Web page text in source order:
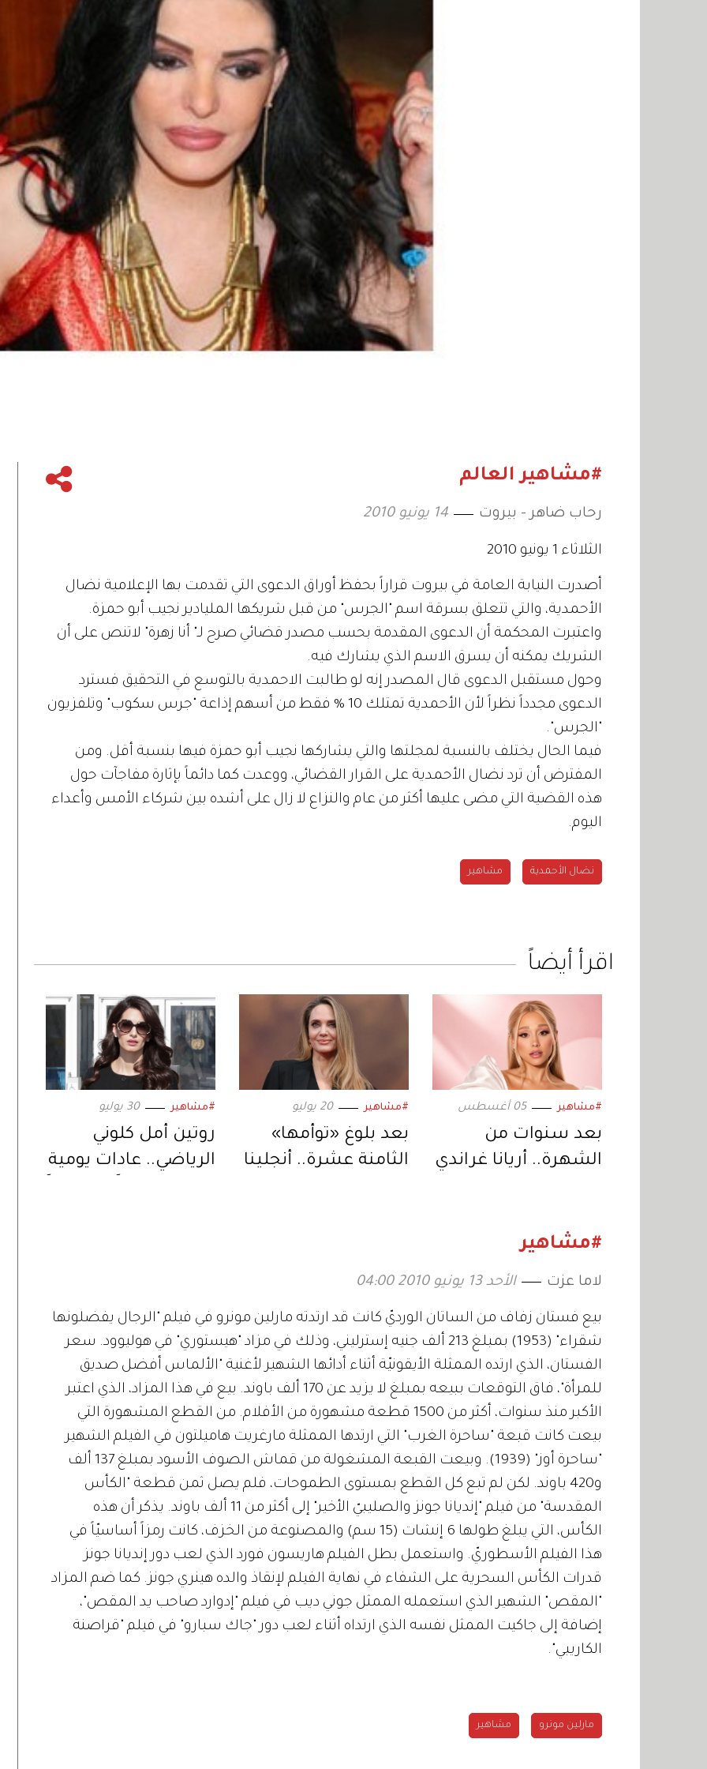
#مشاهير العالم
رحاب ضاهر - بيروت 14 يونيو 2010
الثلاثاء 1 يونيو 2010
أصدرت النيابة العامة في بيروت قراراً بحفظ أوراق الدعوى التي تقدمت بها الإعلامية نضال
الأحمدية، والتي تتعلق بسرقة اسم "الجرس" من قبل شريكها المليادير نجيب أبو حمزة.
واعتبرت المحكمة أن الدعوى المقدمة بحسب مصدر قضائي صرح لـ" أنا زهرة" لاتنص على أن
الشريك يمكنه أن يسرق الاسم الذي يشارك فيه.
وحول مستقبل الدعوى قال المصدر إنه لو طالبت الاحمدية بالتوسع في التحقيق فسترد
الدعوى مجدداً نظراً لأن الأحمدية تمتلك 10 % فقط من أسهم إذاعة "جرس سكوب" وتلفزيون
"الجرس".
فيما الحال يختلف بالنسبة لمجلتها والتي يشاركها نجيب أبو حمزة فيها بنسبة أقل. ومن
المفترض أن ترد نضال الأحمدية على القرار القضائي، ووعدت كما دائماً بإثارة مفاجآت حول
هذه القضية التي مضى عليها أكثر من عام والنزاع لا زال على أشده بين شركاء الأمس وأعداء
اليوم.
نضال الأحمدية مشاهير
اقرأ أيضاً
#مشاهير 05 أغسطس
بعد سنوات من
الشهرة.. أريانا غراندي
السبب
#مشاهير 20 يوليو
بعد بلوغ «توأمها»
الثامنة عشرة.. أنجلينا
#مشاهير 30 يوليو
روتين أمل كلوني
الرياضي.. عادات يومية
#مشاهير
لاما عزت الأحد 13 يونيو 2010 04:00
بيع فستان زفاف من الساتان الورديّ كانت قد ارتدته مارلين مونرو في فيلم "الرجال يفضلونها
شقراء" (1953) بمبلغ 213 ألف جنيه إسترليني، وذلك في مزاد "هيستوري" في هوليوود. سعر
الفستان، الذي ارتده الممثلة الأيقونيّة أثناء أدائها الشهير لأغنية "الألماس أفضل صديق
للمرأة"، فاق التوقعات ببيعه بمبلغ لا يزيد عن 170 ألف باوند. بيع في هذا المزاد، الذي اعتبر
الأكبر منذ سنوات، أكثر من 1500 قطعة مشهورة من الأفلام. من القطع المشهورة التي
بيعت كانت قبعة "ساحرة الغرب" التي ارتدها الممثلة مارغريت هاميلتون في الفيلم الشهير
"ساحرة أوز" (1939). وبيعت القبعة المشغولة من قماش الصوف الأسود بمبلغ 137 ألف
و420 باوند. لكن لم تبع كل القطع بمستوى الطموحات، فلم يصل ثمن قطعة "الكأس
المقدسة" من فيلم "إنديانا جونز والصليبيّ الأخير" إلى أكثر من 11 ألف باوند. يذكر أن هذه
الكأس، التي يبلغ طولها 6 إنشات (15 سم) والمصنوعة من الخزف، كانت رمزاً أساسيّاً في
هذا الفيلم الأسطوريّ. واستعمل بطل الفيلم هاريسون فورد الذي لعب دور إنديانا جونز
قدرات الكأس السحرية على الشفاء في نهاية الفيلم لإنقاذ والده هينري جونز. كما ضم المزاد
"المقص" الشهير الذي استعمله الممثل جوني ديب في فيلم "إدوارد صاحب يد المقص"،
إضافة إلى جاكيت الممثل نفسه الذي ارتداه أثناء لعب دور "جاك سبارو" في فيلم "قراصنة
الكاريبي".
مارلين مونرو مشاهير